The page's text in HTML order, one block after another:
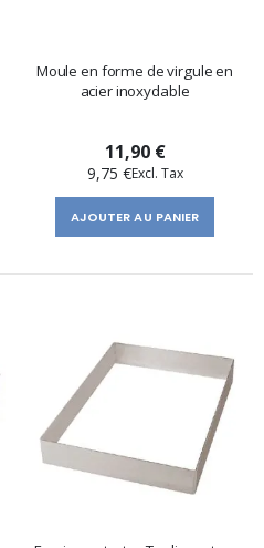
Moule en forme de virgule en
acier inoxydable
11,90 €
9,75 €
AJOUTER AU PANIER